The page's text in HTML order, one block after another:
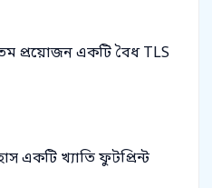
প্রয়োজন একটি বৈধ TLS
একটি খ্যাতি ফুটপ্রিন্ট